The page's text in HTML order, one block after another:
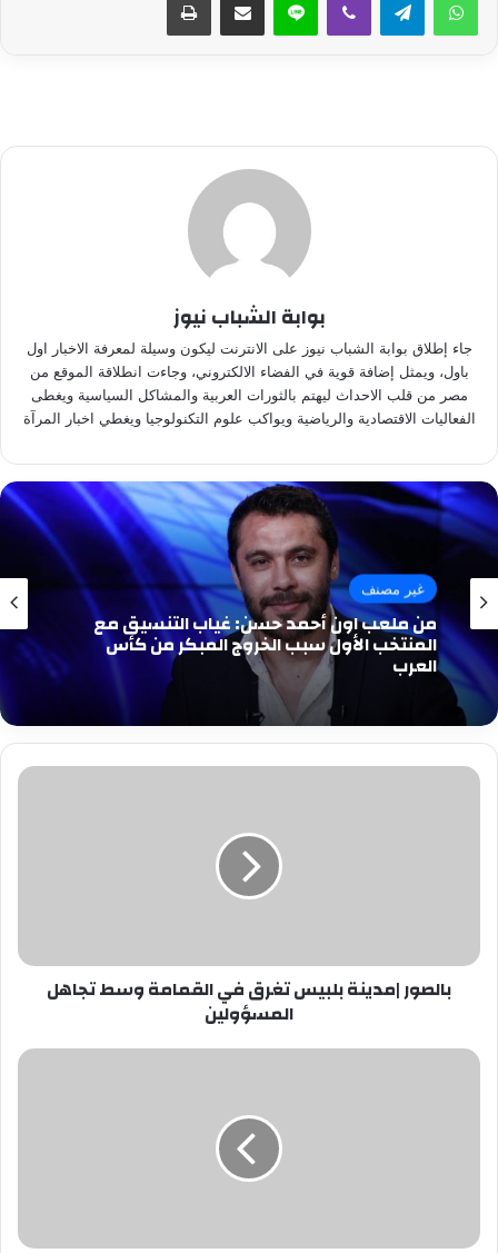
بوابة الشباب نيوز
جاء إطلاق بوابة الشباب نيوز على الانترنت ليكون وسيلة لمعرفة الاخبار اول
باول، ويمثل إضافة قوية في الفضاء الالكتروني، وجاءت انطلاقة الموقع من
مصر من قلب الاحداث ليهتم بالثورات العربية والمشاكل السياسية ويغطى
الفعاليات الاقتصادية والرياضية ويواكب علوم التكنولوجيا ويغطي اخبار المرآة
غير مصنف
من ملعب اون أحمد حسن: غياب التنسيق مع
المنتخب الأول سبب الخروج المبكر من كأس
العرب
بالصور
تجاهل
المسؤولين
بالصور |مدينة بلبيس تغرق في القمامة وسط تجاهل
المسؤولين
عاجل..
مصر